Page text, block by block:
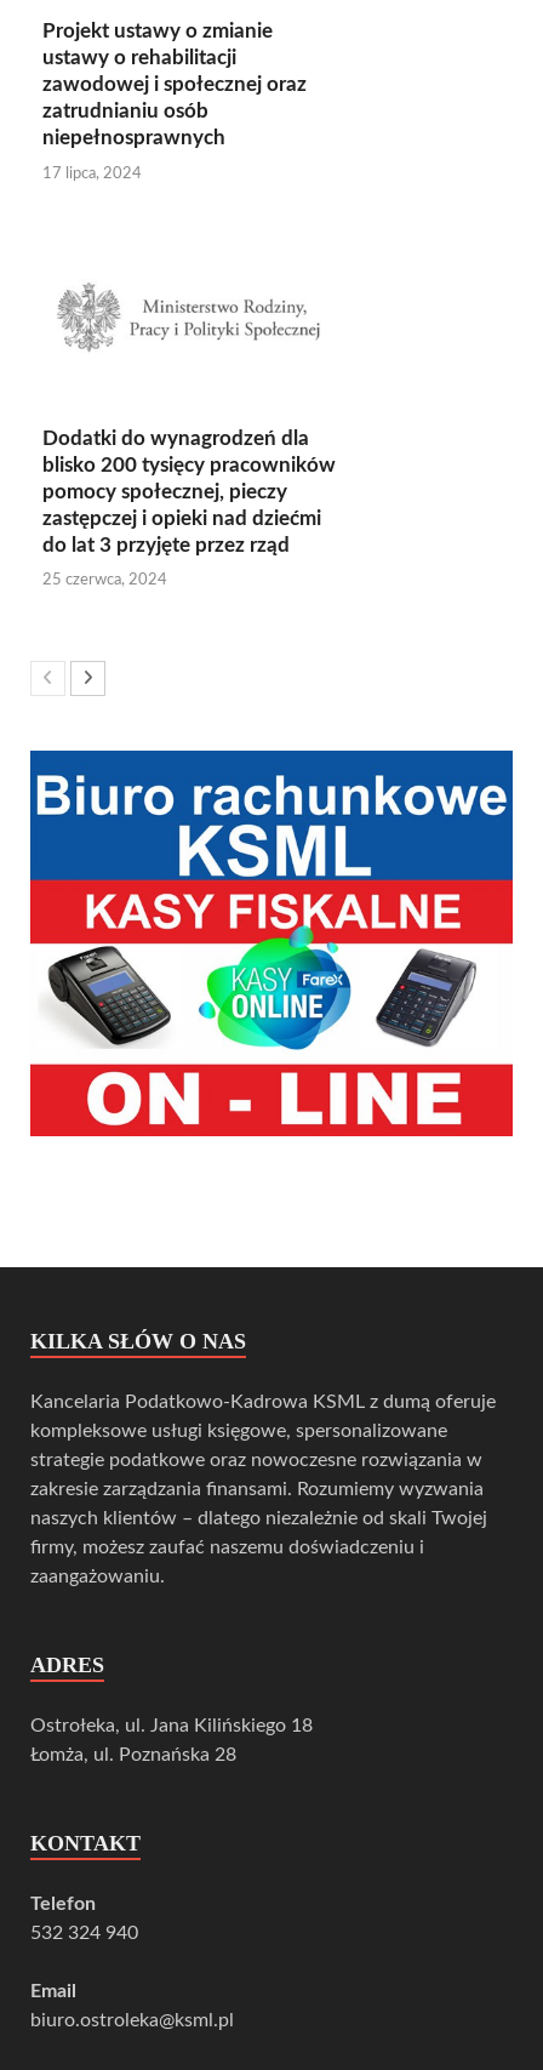
Projekt ustawy o zmianie
ustawy o rehabilitacji
zawodowej i społecznej oraz
zatrudnianiu osób
niepełnosprawnych
17 lipca, 2024
Dodatki do wynagrodzeń dla
blisko 200 tysięcy pracowników
pomocy społecznej, pieczy
zastępczej i opieki nad dziećmi
do lat 3 przyjęte przez rząd
25 czerwca, 2024
KILKA SŁÓW O NAS
Kancelaria Podatkowo-Kadrowa KSML z dumą oferuje
kompleksowe usługi księgowe, spersonalizowane
strategie podatkowe oraz nowoczesne rozwiązania w
zakresie zarządzania finansami. Rozumiemy wyzwania
naszych klientów – dlatego niezależnie od skali Twojej
firmy, możesz zaufać naszemu doświadczeniu i
zaangażowaniu.
ADRES
Ostrołeka, ul. Jana Kilińskiego 18
Łomża, ul. Poznańska 28
KONTAKT
Telefon
532 324 940
Email
biuro.ostroleka@ksml.pl